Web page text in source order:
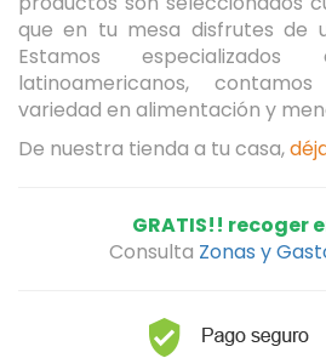
que en tu mesa disfrutes de
Estamos
latinoamericanos,
variedad en alimentación y
De nuestra tienda a tu casa,
GRATIS!! recoger
Consulta Zonas y